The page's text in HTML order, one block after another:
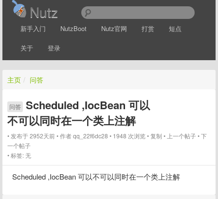
Nutz
新手入门 NutzBoot Nutz官网 打赏 短点
关于 登录
主页 / 问答
问答 Scheduled ,IocBean 可以
不可以同时在一个类上注解
发布于 2952天前 作者qq_22f6dc28 1948 次浏览 复制 上一个帖子 下
一个帖子
标签:无
Scheduled ,IocBean 可以不可以同时在一个类上注解